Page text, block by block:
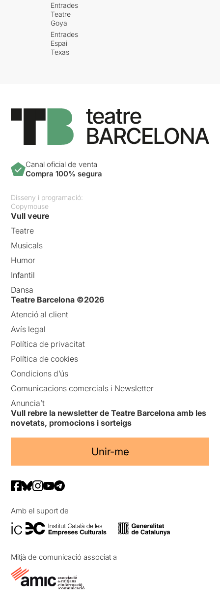
Entrades
Teatre
Goya
Entrades
Espai
Texas
Canal oficial de venta
Compra 100% segura
Disseny i programació:
Copymouse
Vull veure
Teatre
Musicals
Humor
Infantil
Dansa
Teatre Barcelona ©2026
Atenció al client
Avís legal
Política de privacitat
Política de cookies
Condicions d’ús
Comunicacions comercials i Newsletter
Anuncia’t
Vull rebre la newsletter de Teatre Barcelona amb les
novetats, promocions i sorteigs
Unir-me
Amb el suport de
Mitjà de comunicació associat a